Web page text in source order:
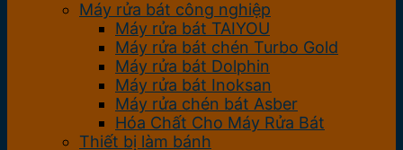
Máy rửa bát công nghiệp
Máy rửa bát TAIYOU
Máy rửa bát chén Turbo Gold
Máy rửa bát Dolphin
Máy rửa bát Inoksan
Máy rửa chén bát Asber
Hóa Chất Cho Máy Rửa Bát
Thiết bị làm bánh